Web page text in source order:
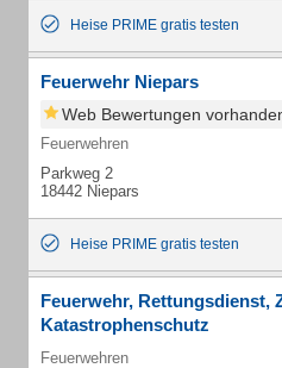
Heise PRIME gratis testen
Feuerwehr Niepars
Web Bewertungen
Feuerwehren
Parkweg 2
18442 Niepars
Heise PRIME gratis testen
Feuerwehr, Rettungsdienst,
Katastrophenschutz
Feuerwehren